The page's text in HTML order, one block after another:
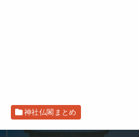
神社仏閣まとめ